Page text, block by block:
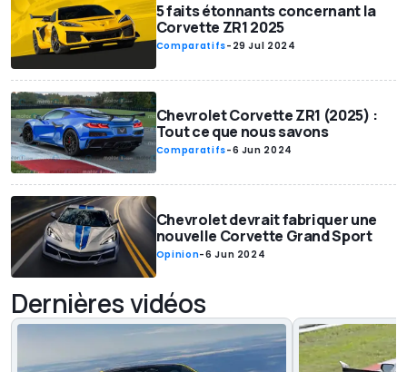
5 faits étonnants concernant la
Corvette ZR1 2025
Comparatifs- 29 Jul 2024
Chevrolet Corvette ZR1 (2025) :
Tout ce que nous savons
Comparatifs-6 Jun 2024
Chevrolet devrait fabriquer une
nouvelle Corvette Grand Sport
Opinion-6 Jun 2024
Dernières vidéos